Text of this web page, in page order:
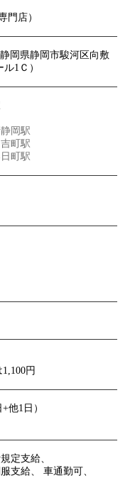
門店）
岡県静岡市駿河区向敷
1Ｃ）
岡駅
町駅
町駅
円
他1日）
定支給、
支給、
車通勤可、